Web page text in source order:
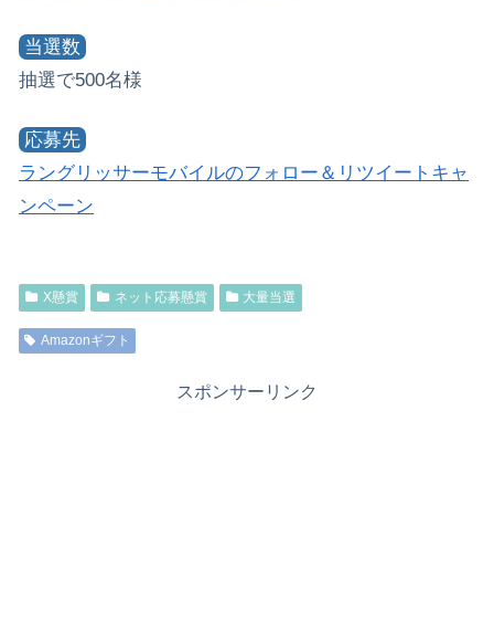
当選数
抽選で500名様
応募先
ラングリッサーモバイルのフォロー＆リツイートキャ
ンペーン
X懸賞 ネット応募懸賞 大量当選
Amazonギフト
スポンサーリンク